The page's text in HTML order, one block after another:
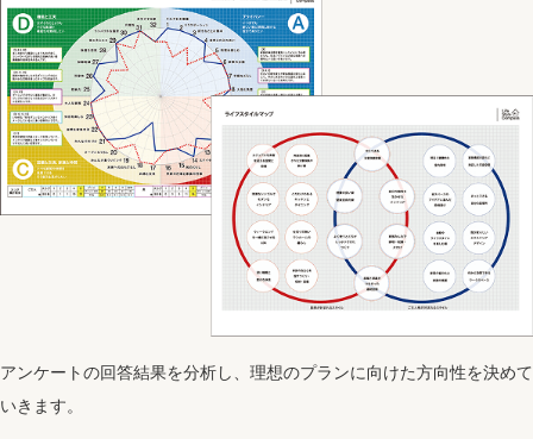
アンケートの回答結果を分析し、理想のプランに向けた方向性を決めて
いきます。